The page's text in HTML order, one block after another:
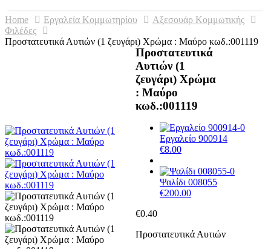
Home Εργαλεία Κομμωτηρίου
Αξεσουάρ Κομμωτικής
Φιλέδες
Προστατευτικά Αυτιών (1 ζευγάρι) Χρώμα : Μαύρο κωδ.:001119
Προστατευτικά
Αυτιών (1
ζευγάρι) Χρώμα
: Μαύρο
κωδ.:001119
Εργαλείο 900914
€8.00
Ψαλίδι 008055
€200.00
€0.40
Προστατευτικά Αυτιών